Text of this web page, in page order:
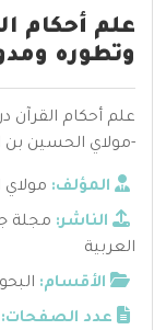
علم أحكام
وتطوره
علم أحكام القرآن
-مولاي الحسين بن
المؤلف:
الناشر: مجلة
العربية
الأقسام:
عدد الصفحات: